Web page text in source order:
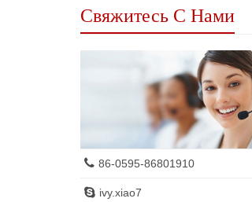
Свяжитесь С Нами
86-0595-86801910
ivy.xiao7